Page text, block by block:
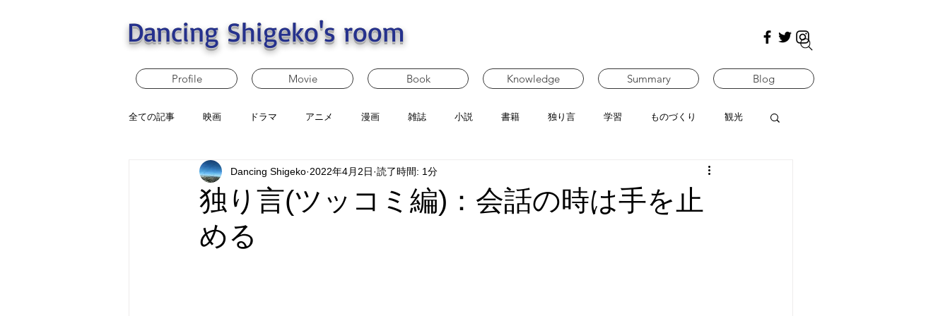
Dancing Shigeko's room
Profile Movie Book Knowledge Summary Blog
全ての記事 映画 ドラマ アニメ 漫画 雑誌 小説 書籍 独り言 学習 ものづくり 観光
独り言(ツッコミ編)：会話の時は手を止
める
Dancing Shigeko 2022年4月2日 読了時間: 1分